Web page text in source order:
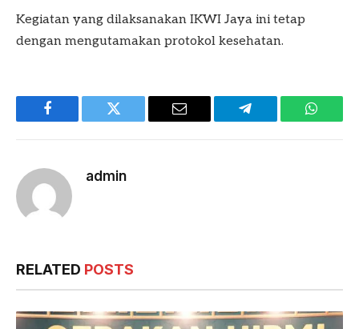
Kegiatan yang dilaksanakan IKWI Jaya ini tetap
dengan mengutamakan protokol kesehatan.
Facebook Twitter Email Telegram
admin
RELATED POSTS